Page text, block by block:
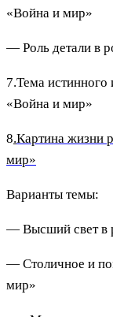
«Война и мир»
— Роль детали в
7.Тема истинного
«Война и мир»
8.Картина жизни
мир»
Варианты темы:
— Высший свет в
— Столичное и
мир»